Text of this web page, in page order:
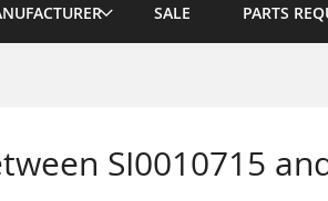
SALE PARTS
SI0010715